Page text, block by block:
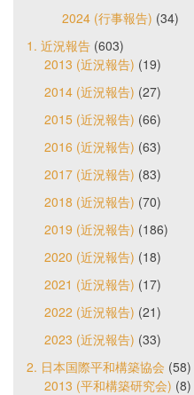
2024 (行事報告) (34)
1. 近況報告 (603)
2013 (近況報告) (19)
2014 (近況報告) (27)
2015 (近況報告) (66)
2016 (近況報告) (63)
2017 (近況報告) (83)
2018 (近況報告) (70)
2019 (近況報告) (186)
2020 (近況報告) (18)
2021 (近況報告) (17)
2022 (近況報告) (21)
2023 (近況報告) (33)
2. 日本国際平和構築協会 (58)
2013 (平和構築研究会) (8)